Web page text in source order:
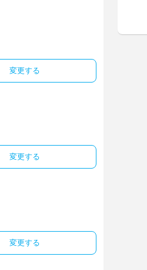
変更する
変更する
変更する